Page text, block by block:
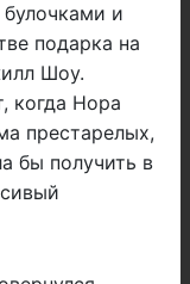
и
подарка на
Шоу.
когда Нора
престарелых,
бы получить в